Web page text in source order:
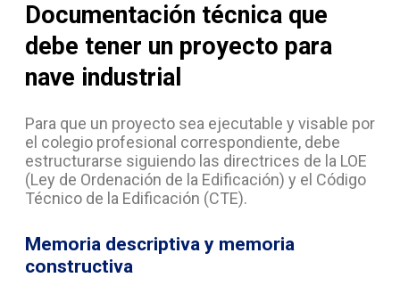
Documentación técnica que
debe tener un proyecto para
nave industrial
Para que un proyecto sea ejecutable y visable por
el colegio profesional correspondiente, debe
estructurarse siguiendo las directrices de la LOE
(Ley de Ordenación de la Edificación) y el Código
Técnico de la Edificación (CTE).
Memoria descriptiva y memoria
constructiva